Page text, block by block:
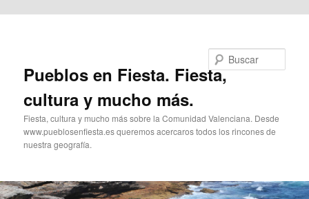
Pueblos en Fiesta. Fiesta,
cultura y mucho más.
Fiesta, cultura y mucho más sobre la Comunidad Valenciana. Desde
www.pueblosenfiesta.es queremos acercaros todos los rincones de
nuestra geografía.